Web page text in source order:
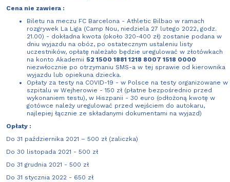
Cena nie zawiera :
Biletu na meczu FC Barcelona - Athletic Bilbao w ramach
rozgrywek La Liga (Camp Nou, niedziela 27 lutego 2022, godz.
21.00) - dokładna kwota (około 320-400 zł) zostanie podana w
dniu wyjazdu na obóz, po ostatecznym ustaleniu listy
uczestników, opłatę należało będzie uregulować w złotówkach
na konto Akademii 52 1500 1881 1218 8007 1518 0000
niezwłocznie po otrzymaniu SMS-a w tej sprawie od kierownika
wyjazdu lub opiekuna dziecka.
Opłaty za testy na COVID-19 - w Polsce na testy organizowane w
szpitalu w Wejherowie - 150 zł (płatne bezpośrednio przed
wykonaniem testu), w Hiszpanii - 30 euro (odłożoną kwotę w
gotówce należy uregulować przed wejściem do autokaru,
najlepiej łącznie ze składanymi dokumentami na wyjazd)
Opłaty :
Do 31 października 2021 – 500 zł (zaliczka)
Do 30 listopada 2021 - 500 zł
Do 31 grudnia 2021 - 500 zł
Do 31 stycznia 2022 - 650 zł